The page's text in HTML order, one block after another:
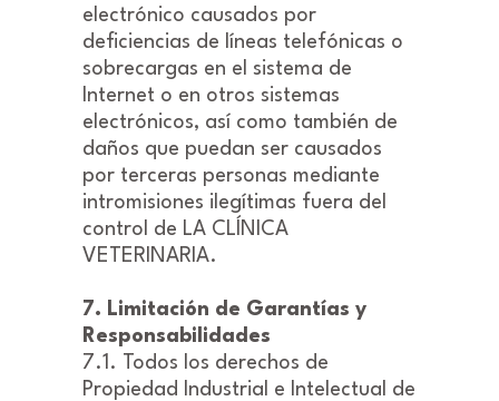
electrónico causados por
deficiencias de líneas telefónicas o
sobrecargas en el sistema de
Internet o en otros sistemas
electrónicos, así como también de
daños que puedan ser causados
por terceras personas mediante
intromisiones ilegítimas fuera del
control de LA CLÍNICA
VETERINARIA.
7. Limitación de Garantías y
Responsabilidades
7.1. Todos los derechos de
Propiedad Industrial e Intelectual de